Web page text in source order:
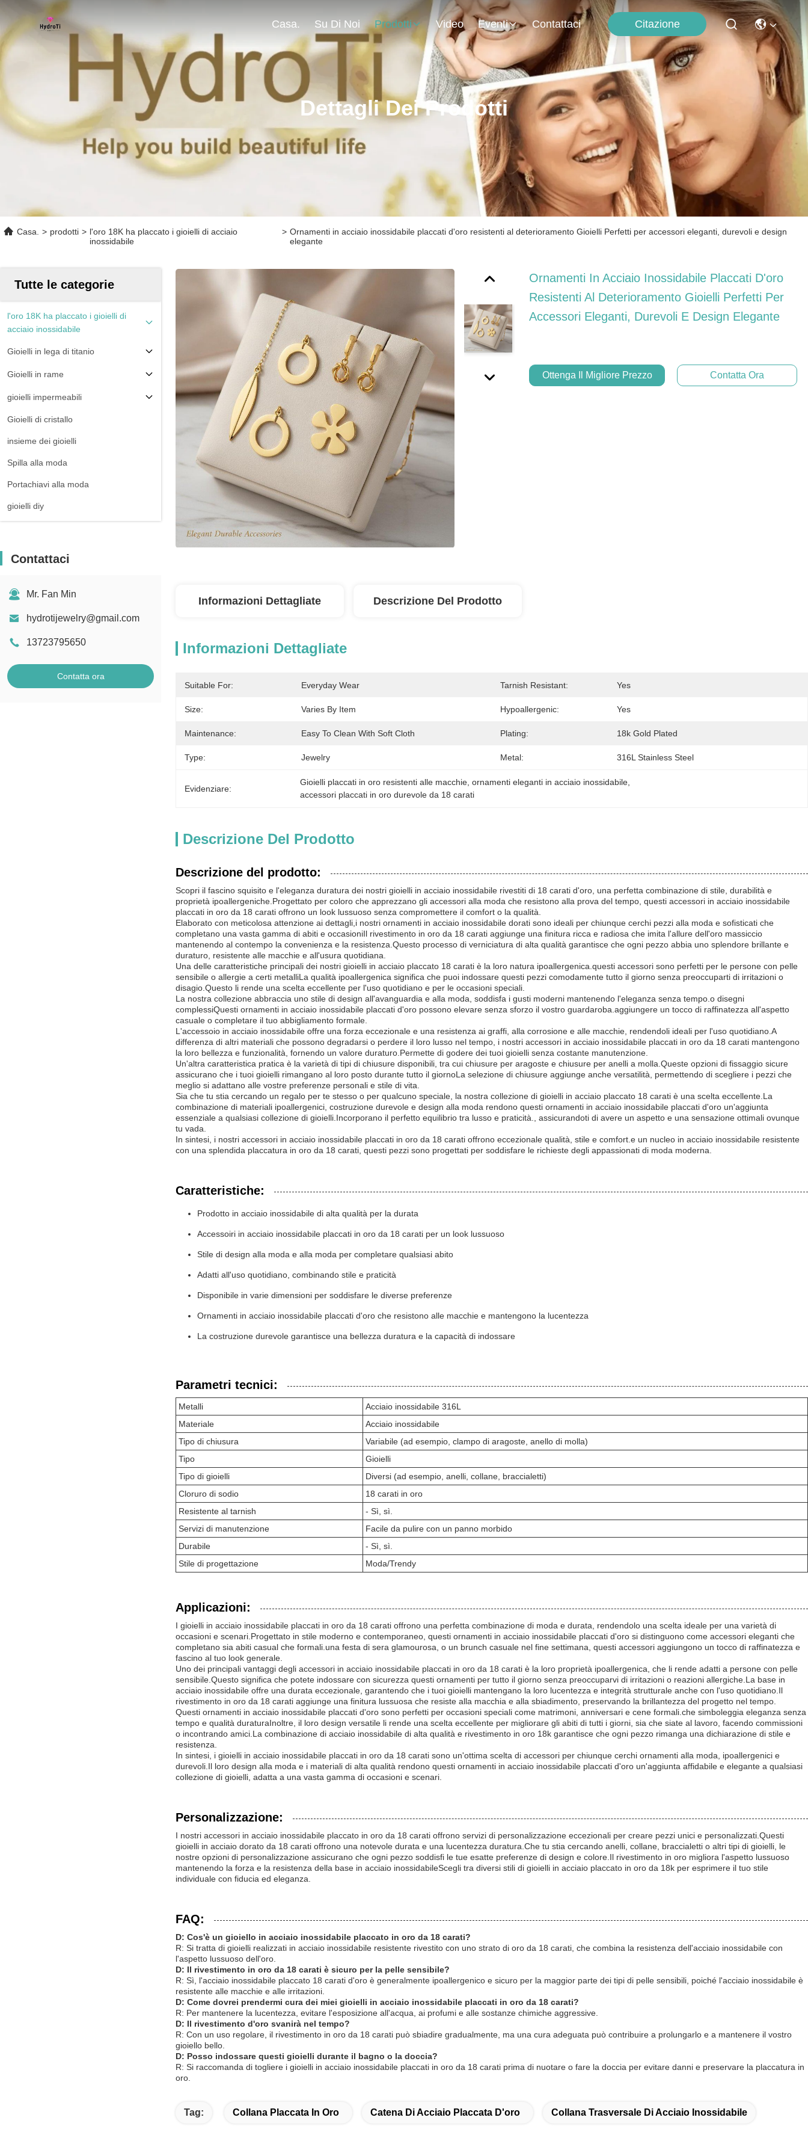
Casa. Su Di Noi Prodotti Video Eventi Contattaci Citazione
Dettagli Dei Prodotti
Casa. > prodotti > l'oro 18K ha placcato i gioielli di acciaio
inossidabile
> Ornamenti in acciaio inossidabile placcati d'oro resistenti al deterioramento Gioielli Perfetti per accessori eleganti, durevoli e design
elegante
Tutte le categorie
l'oro 18K ha placcato i gioielli di
acciaio inossidabile
Gioielli in lega di titanio
Gioielli in rame
gioielli impermeabili
Gioielli di cristallo
insieme dei gioielli
Spilla alla moda
Portachiavi alla moda
gioielli diy
Contattaci
Mr. Fan Min
hydrotijewelry@gmail.com
13723795650
Contatta ora
Ornamenti In Acciaio Inossidabile Placcati D'oro
Resistenti Al Deterioramento Gioielli Perfetti Per
Accessori Eleganti, Durevoli E Design Elegante
Ottenga Il Migliore Prezzo Contatta Ora
Informazioni Dettagliate Descrizione Del Prodotto
Informazioni Dettagliate
Suitable For: Everyday Wear Tarnish Resistant: Yes
Size: Varies By Item Hypoallergenic: Yes
Maintenance: Easy To Clean With Soft Cloth Plating: 18k Gold Plated
Type: Jewelry Metal: 316L Stainless Steel
Evidenziare:
Gioielli placcati in oro resistenti alle macchie ornamenti eleganti in acciaio inossidabile
accessori placcati in oro durevole da 18 carati
Descrizione Del Prodotto
Descrizione del prodotto:
Scopri il fascino squisito e l'eleganza duratura dei nostri gioielli in acciaio inossidabile rivestiti di 18 carati d'oro, una perfetta combinazione di stile, durabilità e
proprietà ipoallergeniche.Progettato per coloro che apprezzano gli accessori alla moda che resistono alla prova del tempo, questi accessori in acciaio inossidabile
placcati in oro da 18 carati offrono un look lussuoso senza compromettere il comfort o la qualità.
Elaborato con meticolosa attenzione ai dettagli,i nostri ornamenti in acciaio inossidabile dorati sono ideali per chiunque cerchi pezzi alla moda e sofisticati che
completano una vasta gamma di abiti e occasioniIl rivestimento in oro da 18 carati aggiunge una finitura ricca e radiosa che imita l'allure dell'oro massiccio
mantenendo al contempo la convenienza e la resistenza.Questo processo di verniciatura di alta qualità garantisce che ogni pezzo abbia uno splendore brillante e
duraturo, resistente alle macchie e all'usura quotidiana.
Una delle caratteristiche principali dei nostri gioielli in acciaio placcato 18 carati è la loro natura ipoallergenica.questi accessori sono perfetti per le persone con pelle
sensibile o allergie a certi metalliLa qualità ipoallergenica significa che puoi indossare questi pezzi comodamente tutto il giorno senza preoccuparti di irritazioni o
disagio.Questo li rende una scelta eccellente per l'uso quotidiano e per le occasioni speciali.
La nostra collezione abbraccia uno stile di design all'avanguardia e alla moda, soddisfa i gusti moderni mantenendo l'eleganza senza tempo.o disegni
complessiQuesti ornamenti in acciaio inossidabile placcati d'oro possono elevare senza sforzo il vostro guardaroba.aggiungere un tocco di raffinatezza all'aspetto
casuale o completare il tuo abbigliamento formale.
L'accessoio in acciaio inossidabile offre una forza eccezionale e una resistenza ai graffi, alla corrosione e alle macchie, rendendoli ideali per l'uso quotidiano.A
differenza di altri materiali che possono degradarsi o perdere il loro lusso nel tempo, i nostri accessori in acciaio inossidabile placcati in oro da 18 carati mantengono
la loro bellezza e funzionalità, fornendo un valore duraturo.Permette di godere dei tuoi gioielli senza costante manutenzione.
Un'altra caratteristica pratica è la varietà di tipi di chiusure disponibili, tra cui chiusure per aragoste e chiusure per anelli a molla.Queste opzioni di fissaggio sicure
assicurano che i tuoi gioielli rimangano al loro posto durante tutto il giornoLa selezione di chiusure aggiunge anche versatilità, permettendo di scegliere i pezzi che
meglio si adattano alle vostre preferenze personali e stile di vita.
Sia che tu stia cercando un regalo per te stesso o per qualcuno speciale, la nostra collezione di gioielli in acciaio placcato 18 carati è una scelta eccellente.La
combinazione di materiali ipoallergenici, costruzione durevole e design alla moda rendono questi ornamenti in acciaio inossidabile placcati d'oro un'aggiunta
essenziale a qualsiasi collezione di gioielli.Incorporano il perfetto equilibrio tra lusso e praticità., assicurandoti di avere un aspetto e una sensazione ottimali ovunque
tu vada.
In sintesi, i nostri accessori in acciaio inossidabile placcati in oro da 18 carati offrono eccezionale qualità, stile e comfort.e un nucleo in acciaio inossidabile resistente
con una splendida placcatura in oro da 18 carati, questi pezzi sono progettati per soddisfare le richieste degli appassionati di moda moderna.
Caratteristiche:
Prodotto in acciaio inossidabile di alta qualità per la durata
Accessoiri in acciaio inossidabile placcati in oro da 18 carati per un look lussuoso
Stile di design alla moda e alla moda per completare qualsiasi abito
Adatti all'uso quotidiano, combinando stile e praticità
Disponibile in varie dimensioni per soddisfare le diverse preferenze
Ornamenti in acciaio inossidabile placcati d'oro che resistono alle macchie e mantengono la lucentezza
La costruzione durevole garantisce una bellezza duratura e la capacità di indossare
Parametri tecnici:
Metalli
Acciaio inossidabile 316L
Materiale
Acciaio inossidabile
Tipo di chiusura
Variabile (ad esempio, clampo di aragoste, anello di molla)
Tipo
Gioielli
Tipo di gioielli
Diversi (ad esempio, anelli, collane, braccialetti)
Cloruro di sodio
18 carati in oro
Resistente al tarnish
- Sì, sì.
Servizi di manutenzione
Facile da pulire con un panno morbido
Durabile
- Sì, sì.
Stile di progettazione
Moda/Trendy
Applicazioni:
I gioielli in acciaio inossidabile placcati in oro da 18 carati offrono una perfetta combinazione di moda e durata, rendendolo una scelta ideale per una varietà di
occasioni e scenari.Progettato in stile moderno e contemporaneo, questi ornamenti in acciaio inossidabile placcati d'oro si distinguono come accessori eleganti che
completano sia abiti casual che formali.una festa di sera glamourosa, o un brunch casuale nel fine settimana, questi accessori aggiungono un tocco di raffinatezza e
fascino al tuo look generale.
Uno dei principali vantaggi degli accessori in acciaio inossidabile placcati in oro da 18 carati è la loro proprietà ipoallergenica, che li rende adatti a persone con pelle
sensibile.Questo significa che potete indossare con sicurezza questi ornamenti per tutto il giorno senza preoccuparvi di irritazioni o reazioni allergiche.La base in
acciaio inossidabile offre una durata eccezionale, garantendo che i tuoi gioielli mantengano la loro lucentezza e integrità strutturale anche con l'uso quotidiano.Il
rivestimento in oro da 18 carati aggiunge una finitura lussuosa che resiste alla macchia e alla sbiadimento, preservando la brillantezza del progetto nel tempo.
Questi ornamenti in acciaio inossidabile placcati d'oro sono perfetti per occasioni speciali come matrimoni, anniversari e cene formali.che simboleggia eleganza senza
tempo e qualità duraturaInoltre, il loro design versatile li rende una scelta eccellente per migliorare gli abiti di tutti i giorni, sia che siate al lavoro, facendo commissioni
o incontrando amici.La combinazione di acciaio inossidabile di alta qualità e rivestimento in oro 18k garantisce che ogni pezzo rimanga una dichiarazione di stile e
resistenza.
In sintesi, i gioielli in acciaio inossidabile placcati in oro da 18 carati sono un'ottima scelta di accessori per chiunque cerchi ornamenti alla moda, ipoallergenici e
durevoli.Il loro design alla moda e i materiali di alta qualità rendono questi ornamenti in acciaio inossidabile placcati d'oro un'aggiunta affidabile e elegante a qualsiasi
collezione di gioielli, adatta a una vasta gamma di occasioni e scenari.
Personalizzazione:
I nostri accessori in acciaio inossidabile placcato in oro da 18 carati offrono servizi di personalizzazione eccezionali per creare pezzi unici e personalizzati.Questi
gioielli in acciaio dorato da 18 carati offrono una notevole durata e una lucentezza duratura.Che tu stia cercando anelli, collane, braccialetti o altri tipi di gioielli, le
nostre opzioni di personalizzazione assicurano che ogni pezzo soddisfi le tue esatte preferenze di design e colore.Il rivestimento in oro migliora l'aspetto lussuoso
mantenendo la forza e la resistenza della base in acciaio inossidabileScegli tra diversi stili di gioielli in acciaio placcato in oro da 18k per esprimere il tuo stile
individuale con fiducia ed eleganza.
FAQ:
D: Cos'è un gioiello in acciaio inossidabile placcato in oro da 18 carati?
R: Si tratta di gioielli realizzati in acciaio inossidabile resistente rivestito con uno strato di oro da 18 carati, che combina la resistenza dell'acciaio inossidabile con
l'aspetto lussuoso dell'oro.
D: Il rivestimento in oro da 18 carati è sicuro per la pelle sensibile?
R: Sì, l'acciaio inossidabile placcato 18 carati d'oro è generalmente ipoallergenico e sicuro per la maggior parte dei tipi di pelle sensibili, poiché l'acciaio inossidabile è
resistente alle macchie e alle irritazioni.
D: Come dovrei prendermi cura dei miei gioielli in acciaio inossidabile placcati in oro da 18 carati?
R: Per mantenere la lucentezza, evitare l'esposizione all'acqua, ai profumi e alle sostanze chimiche aggressive.
D: Il rivestimento d'oro svanirà nel tempo?
R: Con un uso regolare, il rivestimento in oro da 18 carati può sbiadire gradualmente, ma una cura adeguata può contribuire a prolungarlo e a mantenere il vostro
gioiello bello.
D: Posso indossare questi gioielli durante il bagno o la doccia?
R: Si raccomanda di togliere i gioielli in acciaio inossidabile placcati in oro da 18 carati prima di nuotare o fare la doccia per evitare danni e preservare la placcatura in
oro.
Tag: Collana Placcata In Oro Catena Di Acciaio Placcata D'oro Collana Trasversale Di Acciaio Inossidabile